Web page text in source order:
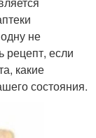
не
рецепт, если
какие
состояния.